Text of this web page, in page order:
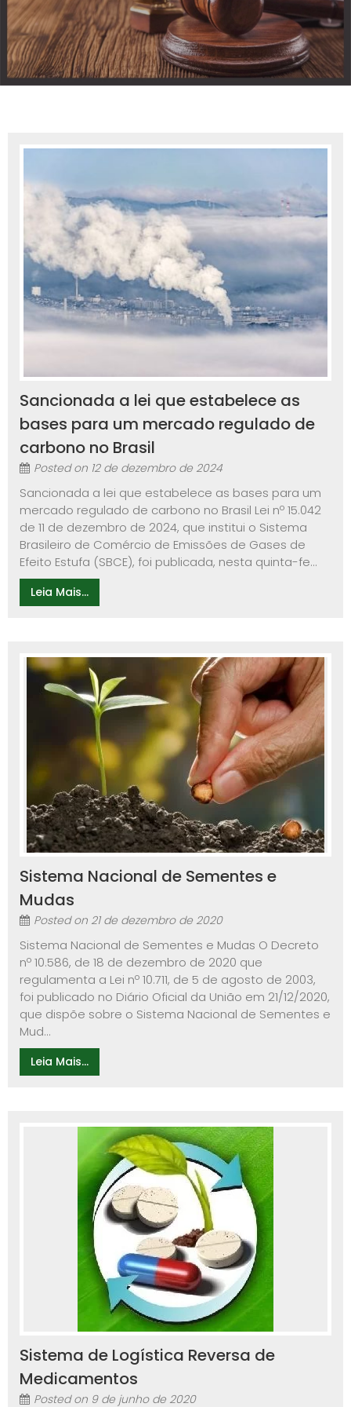
Sancionada a lei que estabelece as
bases para um mercado regulado de
carbono no Brasil
Posted on 12 de dezembro de 2024
Sancionada a lei que estabelece as bases para um
mercado regulado de carbono no Brasil Lei nº 15.042
de 11 de dezembro de 2024, que institui o Sistema
Brasileiro de Comércio de Emissões de Gases de
Efeito Estufa (SBCE), foi publicada, nesta quinta-fe...
Leia Mais...
Sistema Nacional de Sementes e
Mudas
Posted on 21 de dezembro de 2020
Sistema Nacional de Sementes e Mudas O Decreto
nº 10.586, de 18 de dezembro de 2020 que
regulamenta a Lei nº 10.711, de 5 de agosto de 2003,
foi publicado no Diário Oficial da União em 21/12/2020,
que dispõe sobre o Sistema Nacional de Sementes e
Mud...
Leia Mais...
Sistema de Logística Reversa de
Medicamentos
Posted on 9 de junho de 2020